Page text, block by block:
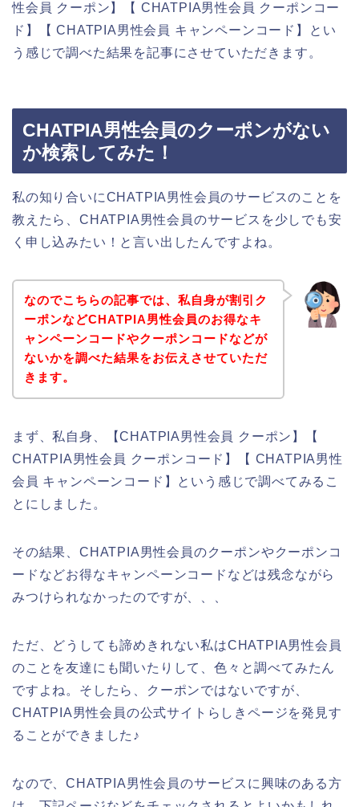
性会員 クーポン】【 CHATPIA男性会員 クーポンコー
ド】【 CHATPIA男性会員 キャンペーンコード】とい
う感じで調べた結果を記事にさせていただきます。
CHATPIA男性会員のクーポンがない
か検索してみた！
私の知り合いにCHATPIA男性会員のサービスのことを
教えたら、CHATPIA男性会員のサービスを少しでも安
く申し込みたい！と言い出したんですよね。
なのでこちらの記事では、私自身が割引ク
ーポンなどCHATPIA男性会員のお得なキ
ャンペーンコードやクーポンコードなどが
ないかを調べた結果をお伝えさせていただ
きます。
まず、私自身、【CHATPIA男性会員 クーポン】【
CHATPIA男性会員 クーポンコード】【 CHATPIA男性
会員 キャンペーンコード】という感じで調べてみるこ
とにしました。
その結果、CHATPIA男性会員のクーポンやクーポンコ
ードなどお得なキャンペーンコードなどは残念ながら
みつけられなかったのですが、、、
ただ、どうしても諦めきれない私はCHATPIA男性会員
のことを友達にも聞いたりして、色々と調べてみたん
ですよね。そしたら、クーポンではないですが、
CHATPIA男性会員の公式サイトらしきページを発見す
ることができました♪
なので、CHATPIA男性会員のサービスに興味のある方